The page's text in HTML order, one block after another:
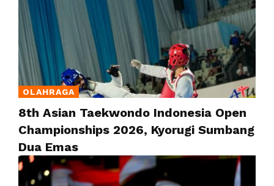
OLAHRAGA
8th Asian Taekwondo Indonesia Open
Championships 2026, Kyorugi Sumbang
Dua Emas